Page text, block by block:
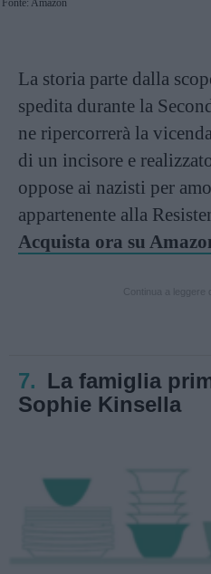
Fonte: Amazon
La storia parte dalla
spedita durante la
ne ripercorrerà la
di un incisore e
oppose ai nazisti per
appartenente alla
Acquista ora su
7. La famiglia
Sophie Kinsella